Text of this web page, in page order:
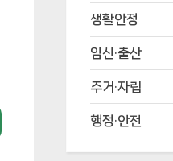
생활안정
임신·출산
주거·자립
행정·안전